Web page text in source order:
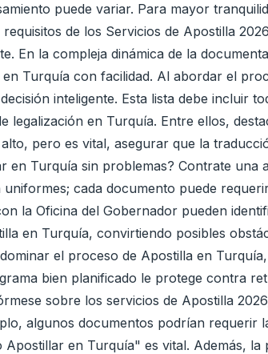
puede variar. Para mayor
de los Servicios de Apostilla
En la compleja dinámica de la
Turquía con facilidad. Al abordar el
inteligente. Esta lista debe incluir
en Turquía. Entre ellos,
pero es vital, asegurar que la
en Turquía sin problemas? Contrate
cada documento puede
la Oficina del Gobernador pueden
en Turquía, convirtiendo posibles
el proceso de Apostilla en
bien planificado le protege contra
sobre los servicios de Apostilla
algunos documentos podrían requerir
en Turquía" es vital. Además,